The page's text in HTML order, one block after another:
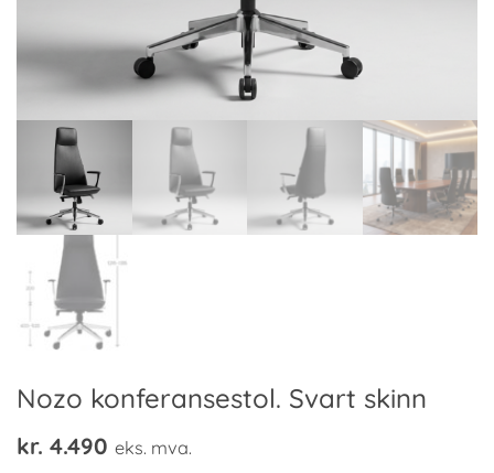
Nozo konferansestol. Svart skinn
kr. 4.490 eks. mva.